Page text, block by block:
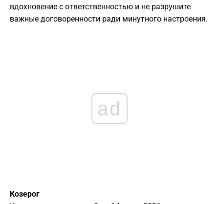
вдохновение с ответственностью и не разрушите
важные договоренности ради минутного настроения.
ad
Козерог